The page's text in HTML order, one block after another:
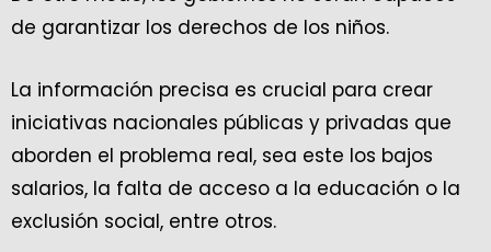
de garantizar los derechos de los niños.
La información precisa es crucial para crear
iniciativas nacionales públicas y privadas que
aborden el problema real, sea este los bajos
salarios, la falta de acceso a la educación o la
exclusión social, entre otros.